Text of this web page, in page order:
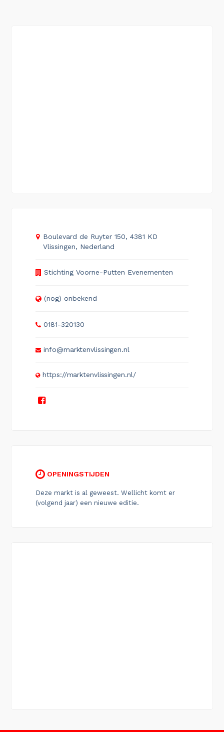
Boulevard de Ruyter 150, 4381 KD
Vlissingen, Nederland
Stichting Voorne-Putten Evenementen
(nog) onbekend
0181-320130
info@marktenvlissingen.nl
https://marktenvlissingen.nl/
OPENINGSTIJDEN
Deze markt is al geweest. Wellicht komt er
(volgend jaar) een nieuwe editie.